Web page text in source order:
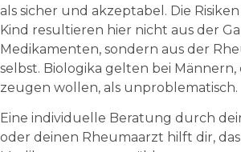
als sicher und akzeptabel. Die
Kind resultieren hier nicht aus der
Medikamenten, sondern aus der
selbst. Biologika gelten bei Männern,
zeugen wollen, als unproblematisch.
Eine individuelle Beratung durch
oder deinen Rheumaarzt hilft dir,